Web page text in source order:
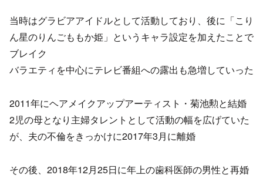
当時はグラビアアイドルとして活動しており、後に「こり
ん星のりんごももか姫」というキャラ設定を加えたことで
ブレイク
バラエティを中心にテレビ番組への露出も急増していった
2011年にヘアメイクアップアーティスト・菊池勲と結婚
2児の母となり主婦タレントとして活動の幅を広げていた
が、夫の不倫をきっかけに2017年3月に離婚
その後、2018年12月25日に年上の歯科医師の男性と再婚